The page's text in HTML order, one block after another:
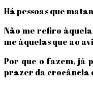
Há pessoas que
Não me refiro
me àquelas que ao
Por que o fazem, já
prazer da crocância